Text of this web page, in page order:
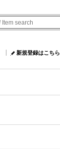
新規登録はこちら